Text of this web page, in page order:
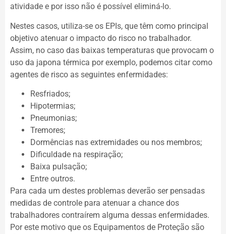
atividade e por isso não é possível eliminá-lo.
Nestes casos, utiliza-se os EPIs, que têm como principal
objetivo atenuar o impacto do risco no trabalhador.
Assim, no caso das baixas temperaturas que provocam o
uso da japona térmica por exemplo, podemos citar como
agentes de risco as seguintes enfermidades:
Resfriados;
Hipotermias;
Pneumonias;
Tremores;
Dormências nas extremidades ou nos membros;
Dificuldade na respiração;
Baixa pulsação;
Entre outros.
Para cada um destes problemas deverão ser pensadas
medidas de controle para atenuar a chance dos
trabalhadores contraírem alguma dessas enfermidades.
Por este motivo que os Equipamentos de Proteção são